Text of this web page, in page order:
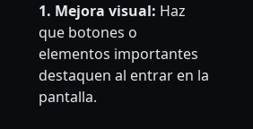
1. Mejora visual: Haz
que botones o
elementos importantes
destaquen al entrar en la
pantalla.